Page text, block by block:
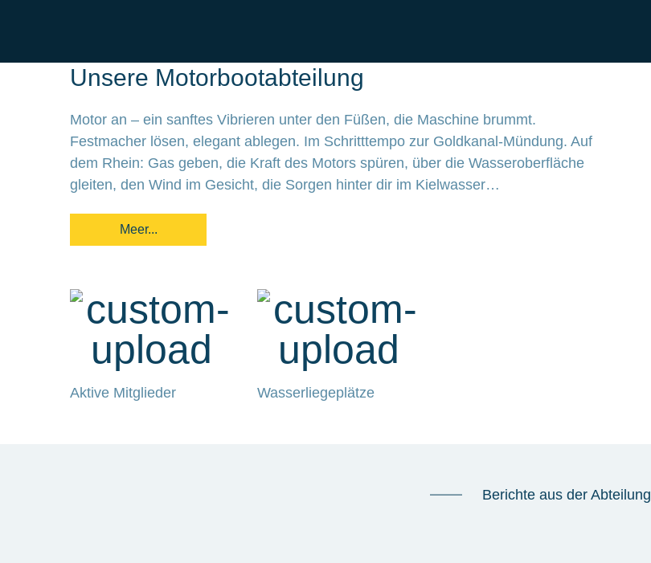
Motorboot fahrenbeim RCR
Faszination Motorboot…
auf zu neuen Ufern
Unsere Motorbootabteilung
Motor an – ein sanftes Vibrieren unter den Füßen, die Maschine brummt.
Festmacher lösen, elegant ablegen. Im Schritttempo zur Goldkanal-Mündung. Auf
dem Rhein: Gas geben, die Kraft des Motors spüren, über die Wasseroberfläche
gleiten, den Wind im Gesicht, die Sorgen hinter dir im Kielwasser…
Meer...
Aktive Mitglieder Wasserliegeplätze
Berichte aus der Abteilung